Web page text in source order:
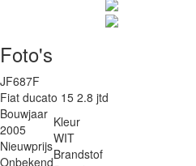
Foto's
JF687F
Fiat ducato 15 2.8 jtd
Bouwjaar
2005
Nieuwprijs
Onbekend
Kleur
WIT
Brandstof